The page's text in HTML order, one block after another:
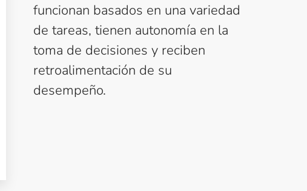
funcionan basados en una variedad
de tareas, tienen autonomía en la
toma de decisiones y reciben
retroalimentación de su
desempeño.